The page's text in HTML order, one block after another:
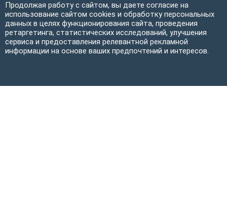
Продолжая работу с сайтом, вы даете согласие на
использование сайтом cookies и обработку персональных
данных в целях функционирования сайта, проведения
ретаргетинга, статистических исследований, улучшения
сервиса и предоставления релевантной рекламной
информации на основе ваших предпочтений и интересов.